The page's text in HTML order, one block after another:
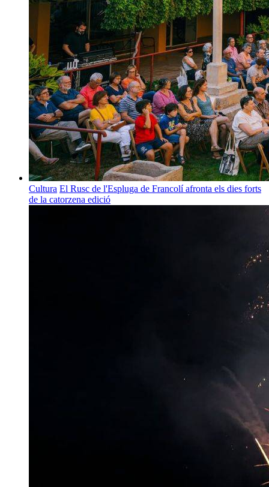
Cultura El Rusc de l'Espluga de Francolí afronta els dies forts
de la catorzena edició